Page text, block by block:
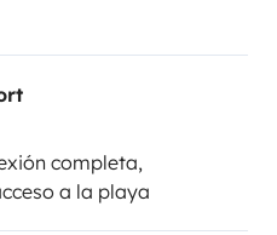
completa,
a la playa